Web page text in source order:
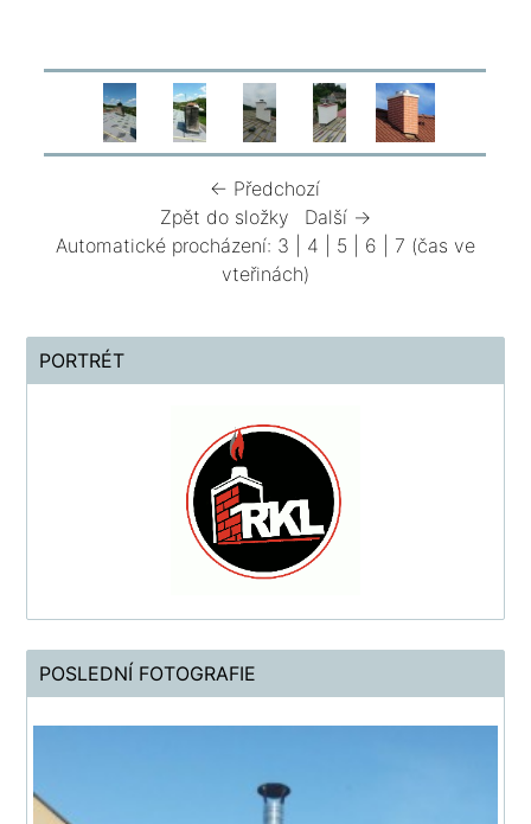
← Předchozí
Zpět do složky
Další →
Automatické procházení: 3 4 5 6 7 (čas ve
vteřinách)
PORTRÉT
POSLEDNÍ FOTOGRAFIE